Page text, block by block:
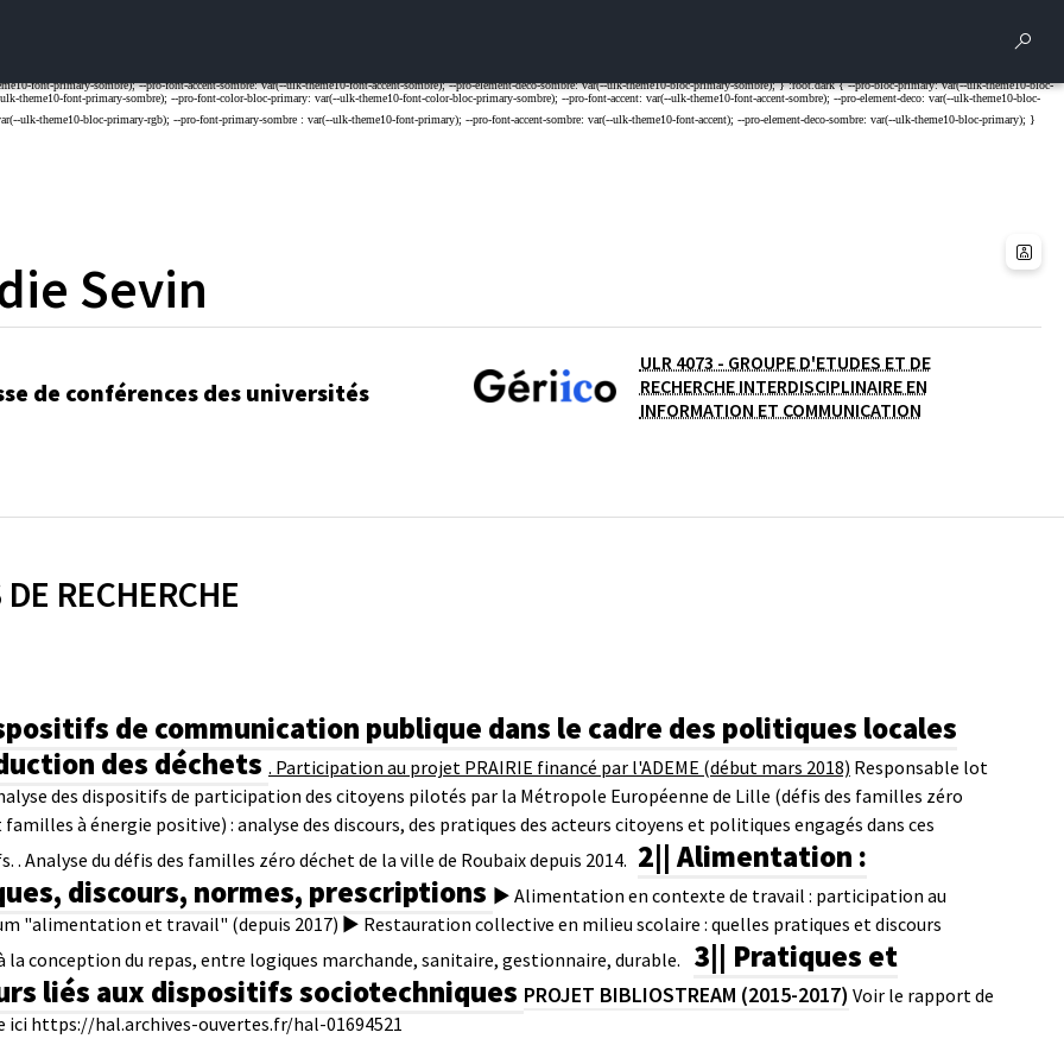
Sevin
de conférences des universités
ULR 4073 - GROUPE D'ETUDES ET DE
RECHERCHE INTERDISCIPLINAIRE EN
INFORMATION ET COMMUNICATION
RECHERCHE
de communication publique dans le cadre des politiques locales
des déchets . Participation au projet PRAIRIE financé par l'ADEME (début mars 2018) Responsable lot
des dispositifs de participation des citoyens pilotés par la Métropole Européenne de Lille (défis des familles zéro
à énergie positive) : analyse des discours, des pratiques des acteurs citoyens et politiques engagés dans ces
. Analyse du défis des familles zéro déchet de la ville de Roubaix depuis 2014. 2|| Alimentation :
discours, normes, prescriptions ► Alimentation en contexte de travail : participation au
"alimentation et travail" (depuis 2017) ► Restauration collective en milieu scolaire : quelles pratiques et discours
la conception du repas, entre logiques marchande, sanitaire, gestionnaire, durable.
3|| Pratiques et
liés aux dispositifs sociotechniques PROJET BIBLIOSTREAM (2015-2017) Voir le rapport de
ici https://hal.archives-ouvertes.fr/hal-01694521